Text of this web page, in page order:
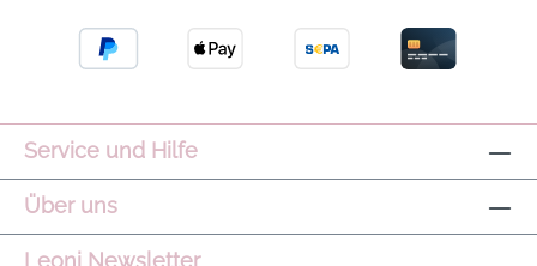
Service und Hilfe
Über uns
Leoni Newsletter